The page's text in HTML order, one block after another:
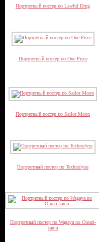
Портретный постер по Lawful Drug
Портретный постер по One Piece
Портретный постер по Sailor Moon
Портретный постер по Texhnolyze
Портретный постер по Wagaya no Oinari-
sama